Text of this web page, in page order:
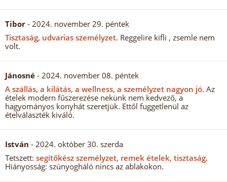
Tibor - 2024. november 29. péntek
Tisztaság, udvarias személyzet. Reggelire kifli , zsemle nem
volt.
Jánosné - 2024. november 08. péntek
A szállás, a kilátás, a wellness, a személyzet nagyon jó. Az
ételek modern fűszerezése nekünk nem kedvező, a
hagyományos konyhát szeretjük. Ettől fuggetlenül az
ételválaszték kiváló.
István - 2024. október 30. szerda
Tetszett: segítőkész személyzet, remek ételek, tisztaság.
Hiányosság: szúnyogháló nincs az ablakokon.